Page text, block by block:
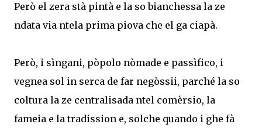
Però el zera stà pintà e la so bianchessa la ze
ndata via ntela prima piova che el ga ciapà.
Però, i sìngani, pòpolo nòmade e passìfico, i
vegnea sol in serca de far negòssii, parché la so
coltura la ze centralisada ntel comèrsio, la
fameia e la tradission e, solche quando i ghe fà